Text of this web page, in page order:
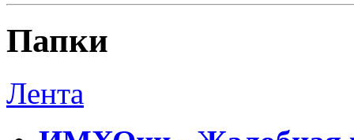
Папки
Лента